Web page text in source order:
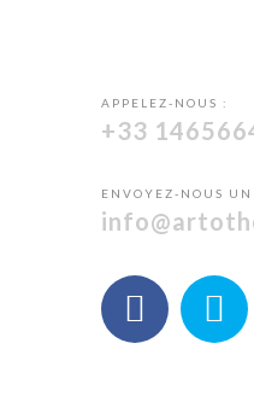
APPELEZ-NOUS :
+33
ENVOYEZ-NOUS